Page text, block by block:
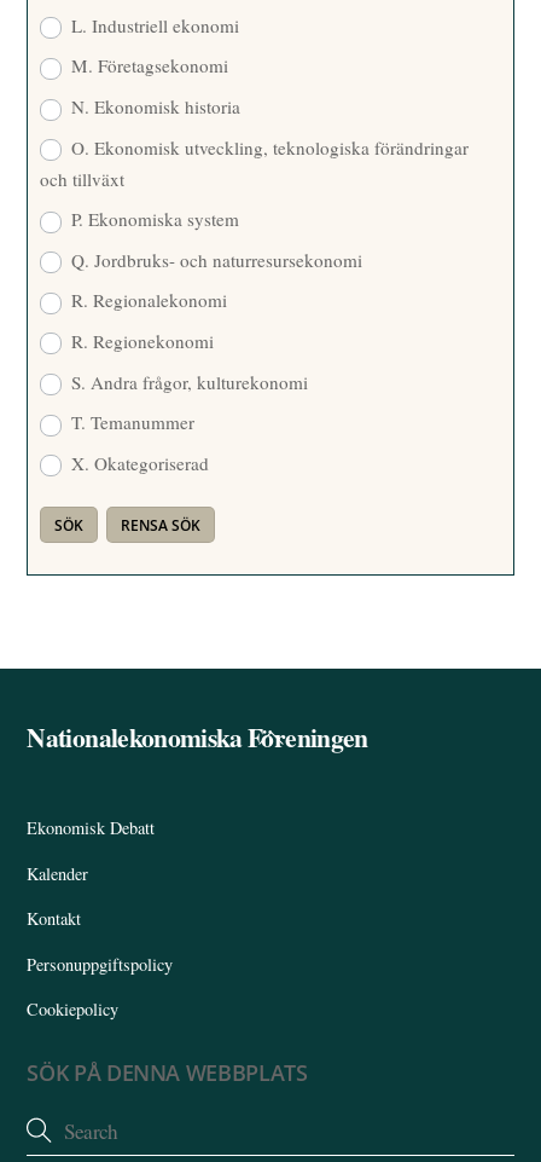
L. Industriell ekonomi
M. Företagsekonomi
N. Ekonomisk historia
O. Ekonomisk utveckling, teknologiska förändringar
och tillväxt
P. Ekonomiska system
Q. Jordbruks- och naturresursekonomi
R. Regionalekonomi
R. Regionekonomi
S. Andra frågor, kulturekonomi
T. Temanummer
X. Okategoriserad
Back
Nationalekonomiska Föreningen
Ekonomisk Debatt
Kalender
Kontakt
Personuppgiftspolicy
Cookiepolicy
SÖK PÅ DENNA WEBBPLATS